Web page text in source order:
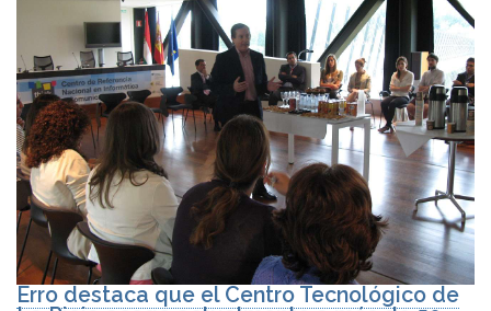
Erro destaca que el Centro Tecnológico de